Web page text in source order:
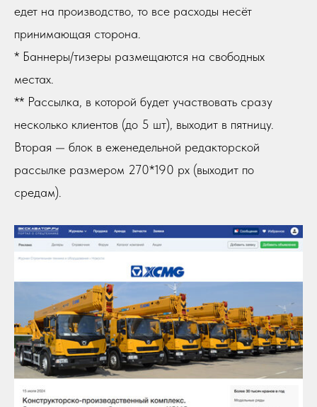
едет на производство, то все расходы несёт
принимающая сторона.
* Баннеры/тизеры размещаются на свободных
местах.
** Рассылка, в которой будет участвовать сразу
несколько клиентов (до 5 шт), выходит в пятницу.
Вторая — блок в еженедельной редакторской
рассылке размером 270*190 px (выходит по
средам).